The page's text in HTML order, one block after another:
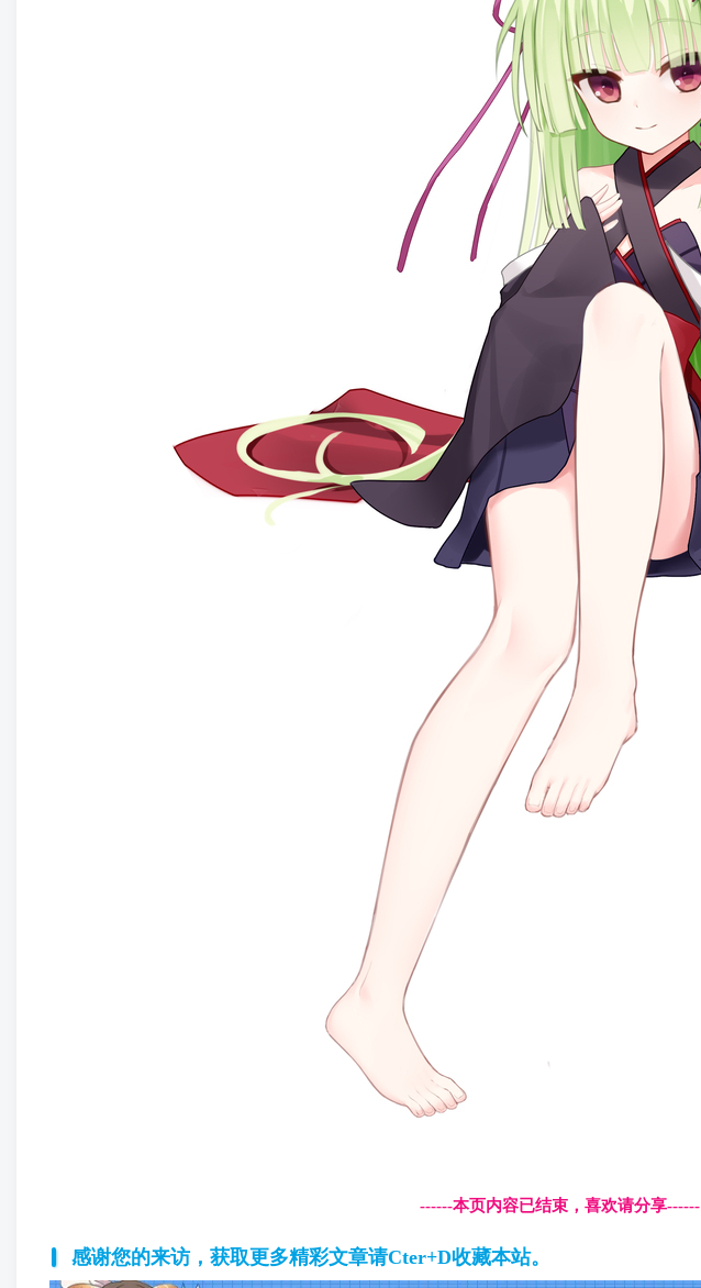
------本页内容已结束，喜欢请分享------
感谢您的来访，获取更多精彩文章请Cter+D收藏本站。